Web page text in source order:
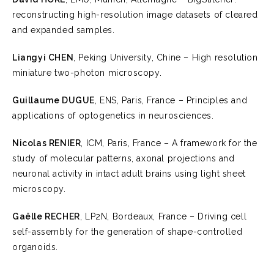
reconstructing high-resolution image datasets of cleared
and expanded samples.
Liangyi CHEN
, Peking University, Chine – High resolution
miniature two-photon microscopy.
Guillaume DUGUE , ENS, Paris, France – Principles and
applications of optogenetics in neurosciences.
Nicolas RENIER , ICM, Paris, France – A framework for the
study of molecular patterns, axonal projections and
neuronal activity in intact adult brains using light sheet
microscopy.
Gaëlle RECHER , LP2N, Bordeaux, France – Driving cell
self-assembly for the generation of shape-controlled
organoids.